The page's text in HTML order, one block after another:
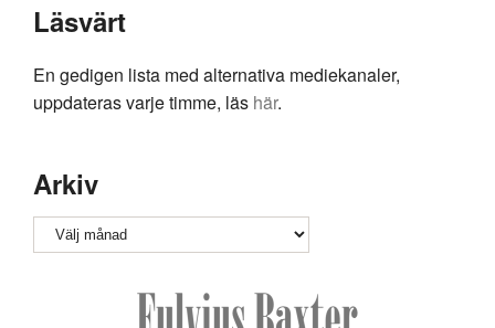
Läsvärt
En gedigen lista med alternativa mediekanaler,
uppdateras varje timme, läs här.
Arkiv
Arkiv